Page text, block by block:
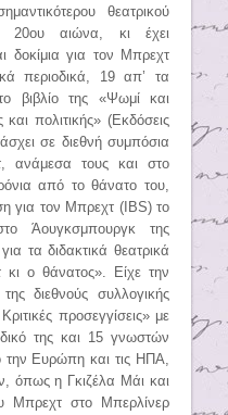
θεατρικού
20ου αιώνα, κι έχει
δοκίμια για τον Μπρεχτ
περιοδικά, 19 απ’ τα
βιβλίο της «Ψωμί και
πολιτικής» (Εκδόσεις
σε διεθνή συμπόσια
ανάμεσα τους και στο
από το θάνατο του,
για τον Μπρεχτ (IBS) το
Άουγκσμπουργκ της
τα διδακτικά θεατρικά
ο θάνατος». Είχε την
διεθνούς συλλογικής
προσεγγίσεις» με
της και 15 γνωστών
την Ευρώπη και τις ΗΠΑ,
όπως η Γκιζέλα Μάι και
Μπρεχτ στο Μπερλίνερ